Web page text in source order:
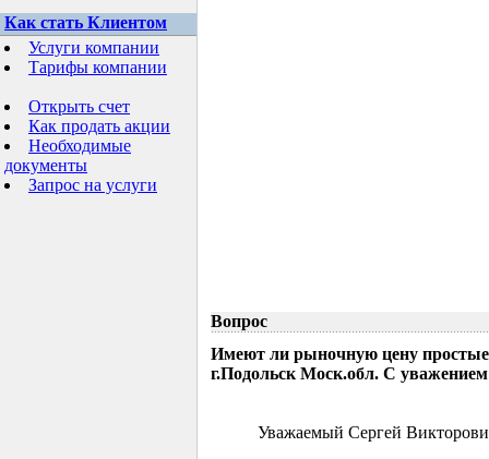
Как стать Клиентом
Услуги компании
Тарифы компании
Открыть счет
Как продать акции
Необходимые
документы
Запрос на услуги
Вопрос
Имеют ли рыночную цену
г.Подольск Моск.обл. С
Уважаемый Сергей